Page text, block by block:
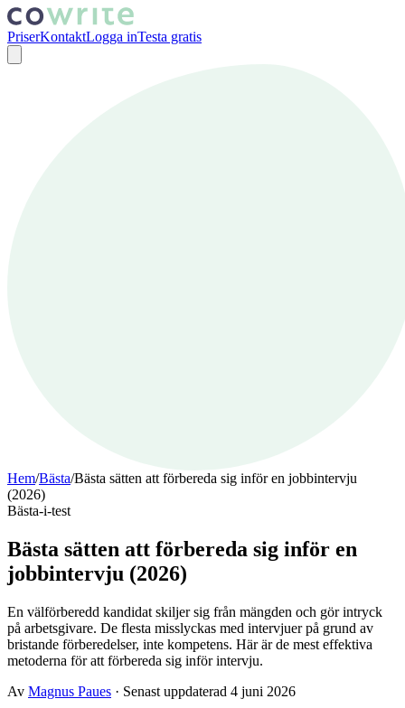
PriserKontaktLogga inTesta gratis
Hem/Bästa/Bästa sätten att förbereda sig inför en jobbintervju
(2026)
Bästa-i-test
Bästa sätten att förbereda sig inför en
jobbintervju (2026)
En välförberedd kandidat skiljer sig från mängden och gör intryck
på arbetsgivare. De flesta misslyckas med intervjuer på grund av
bristande förberedelser, inte kompetens. Här är de mest effektiva
metoderna för att förbereda sig inför intervju.
Av Magnus Paues · Senast uppdaterad 4 juni 2026